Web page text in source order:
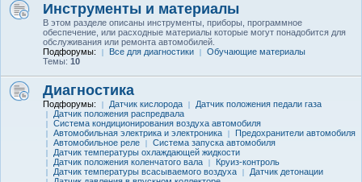
Инструменты и материалы
В этом разделе описаны инструменты, приборы, программное
обеспечение, или расходные материалы которые могут понадобится для
обслуживания или ремонта автомобилей.
Подфорумы:
Все для диагностики
Обучающие материалы
Темы: 10
Диагностика
Подфорумы: Датчик кислорода
Датчик положения педали газа
Датчик положения распредвала
Система кондиционирования воздуха автомобиля
Автомобильная электрика и электроника
Предохранители автомобиля
Автомобильное реле
Система запуска автомобиля
Датчик температуры охлаждающей жидкости
Датчик положения коленчатого вала
Круиз-контроль
Датчик температуры всасываемого воздуха
Датчик детонации